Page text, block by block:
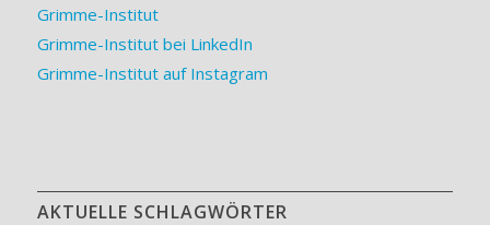
Grimme-Institut
Grimme-Institut bei LinkedIn
Grimme-Institut auf Instagram
AKTUELLE SCHLAGWÖRTER